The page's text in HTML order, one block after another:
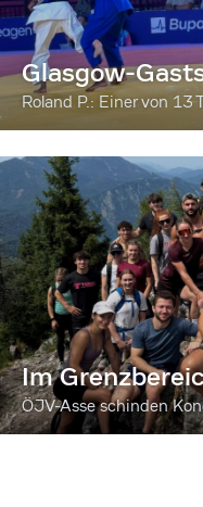
Glasgow-
Roland P.: Einer von 13
Im
ÖJV-Asse schinden